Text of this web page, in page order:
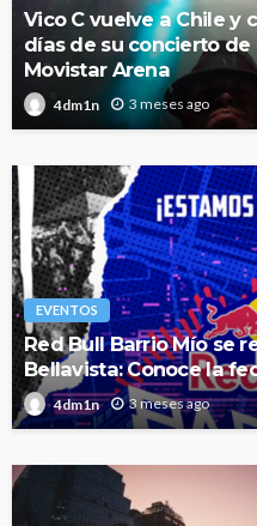
Vico C vuelve a Chile y
días de su concierto de
Movistar Arena
4dm1n 3 meses ago
EVENTOS
Red Bull Barrio Mío se
Bellavista: Conoce la
4dm1n 3 meses ago